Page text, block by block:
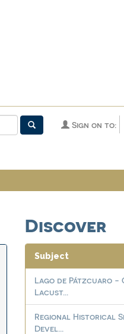
Sign on to:
Discover
Subject
Lago de Pátzcuaro -
Lacust...
Regional Historical
Devel...